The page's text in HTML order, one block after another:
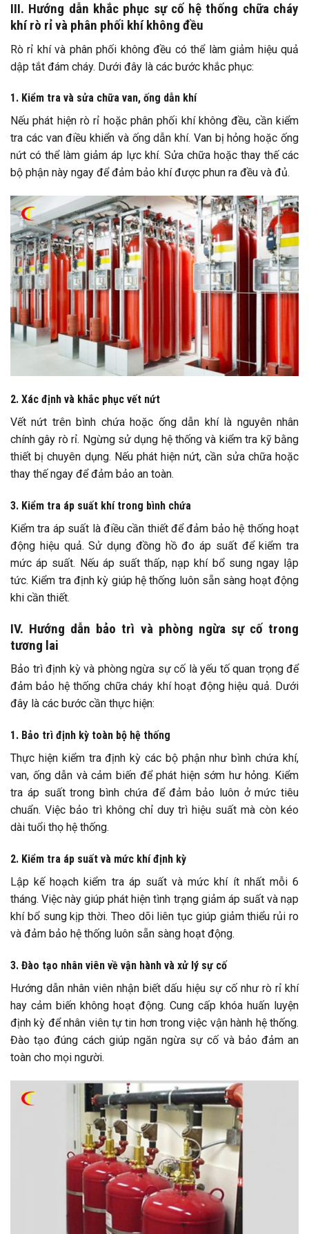
III. Hướng dẫn khắc phục sự cố hệ thống chữa cháy
khí rò rỉ và phân phối khí không đều
Rò rỉ khí và phân phối không đều có thể làm giảm hiệu quả
dập tắt đám cháy. Dưới đây là các bước khắc phục:
1. Kiểm tra và sửa chữa van, ống dẫn khí
Nếu phát hiện rò rỉ hoặc phân phối khí không đều, cần kiểm
tra các van điều khiển và ống dẫn khí. Van bị hỏng hoặc ống
nứt có thể làm giảm áp lực khí. Sửa chữa hoặc thay thế các
bộ phận này ngay để đảm bảo khí được phun ra đều và đủ.
2. Xác định và khắc phục vết nứt
Vết nứt trên bình chứa hoặc ống dẫn khí là nguyên nhân
chính gây rò rỉ. Ngừng sử dụng hệ thống và kiểm tra kỹ bằng
thiết bị chuyên dụng. Nếu phát hiện nứt, cần sửa chữa hoặc
thay thế ngay để đảm bảo an toàn.
3. Kiểm tra áp suất khí trong bình chứa
Kiểm tra áp suất là điều cần thiết để đảm bảo hệ thống hoạt
động hiệu quả. Sử dụng đồng hồ đo áp suất để kiểm tra
mức áp suất. Nếu áp suất thấp, nạp khí bổ sung ngay lập
tức. Kiểm tra định kỳ giúp hệ thống luôn sẵn sàng hoạt động
khi cần thiết.
IV. Hướng dẫn bảo trì và phòng ngừa sự cố trong
tương lai
Bảo trì định kỳ và phòng ngừa sự cố là yếu tố quan trọng để
đảm bảo hệ thống chữa cháy khí hoạt động hiệu quả. Dưới
đây là các bước cần thực hiện:
1. Bảo trì định kỳ toàn bộ hệ thống
Thực hiện kiểm tra định kỳ các bộ phận như bình chứa khí,
van, ống dẫn và cảm biến để phát hiện sớm hư hỏng. Kiểm
tra áp suất trong bình chứa để đảm bảo luôn ở mức tiêu
chuẩn. Việc bảo trì không chỉ duy trì hiệu suất mà còn kéo
dài tuổi thọ hệ thống.
2. Kiểm tra áp suất và mức khí định kỳ
Lập kế hoạch kiểm tra áp suất và mức khí ít nhất mỗi 6
tháng. Việc này giúp phát hiện tình trạng giảm áp suất và nạp
khí bổ sung kịp thời. Theo dõi liên tục giúp giảm thiểu rủi ro
và đảm bảo hệ thống luôn sẵn sàng hoạt động.
3. Đào tạo nhân viên về vận hành và xử lý sự cố
Hướng dẫn nhân viên nhận biết dấu hiệu sự cố như rò rỉ khí
hay cảm biến không hoạt động. Cung cấp khóa huấn luyện
định kỳ để nhân viên tự tin hơn trong việc vận hành hệ thống.
Đào tạo đúng cách giúp ngăn ngừa sự cố và bảo đảm an
toàn cho mọi người.